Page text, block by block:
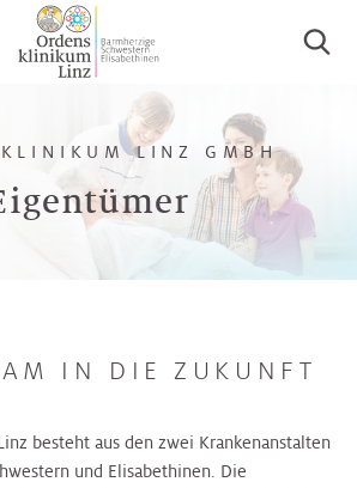
LINZ GMBH
IN DIE ZUKUNFT
besteht aus den zwei Krankenanstalten
und Elisabethinen. Die